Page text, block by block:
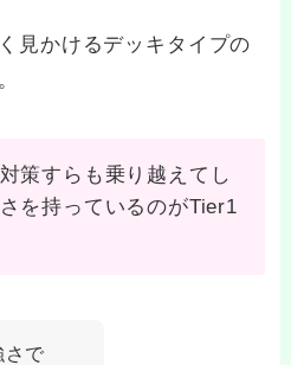
見かけるデッキタイプの
策すらも乗り越えてし
を持っているのがTier1
さで